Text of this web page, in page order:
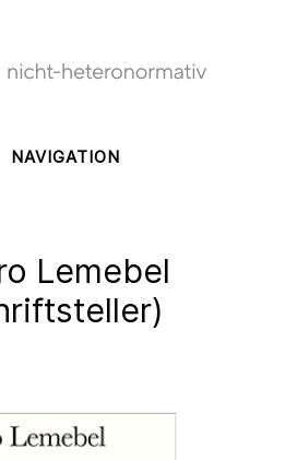
NAVIGATION
Lemebel